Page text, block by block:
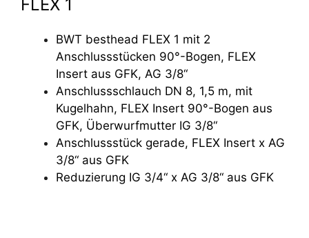
FLEX 1
BWT besthead FLEX 1 mit 2
Anschlussstücken 90°-Bogen, FLEX
Insert aus GFK, AG 3/8“
Anschlussschlauch DN 8, 1,5 m, mit
Kugelhahn, FLEX Insert 90°-Bogen aus
GFK, Überwurfmutter IG 3/8“
Anschlussstück gerade, FLEX Insert x AG
3/8“ aus GFK
Reduzierung IG 3/4“ x AG 3/8“ aus GFK